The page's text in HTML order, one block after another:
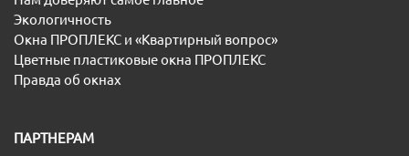
Экологичность
Окна ПРОПЛЕКС и «Квартирный вопрос»
Цветные пластиковые окна ПРОПЛЕКС
Правда об окнах
ПАРТНЕРАМ